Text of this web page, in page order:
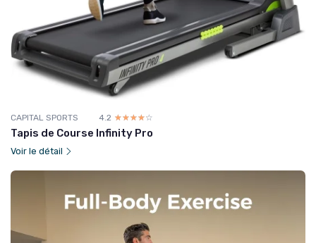
CAPITAL SPORTS 4.2 ☆☆☆☆☆
★★★★★
Tapis de Course Infinity Pro
Voir le détail